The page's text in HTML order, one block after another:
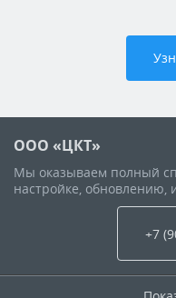
ООО «ЦКТ»
Мы оказываем полный
настройке,
+7